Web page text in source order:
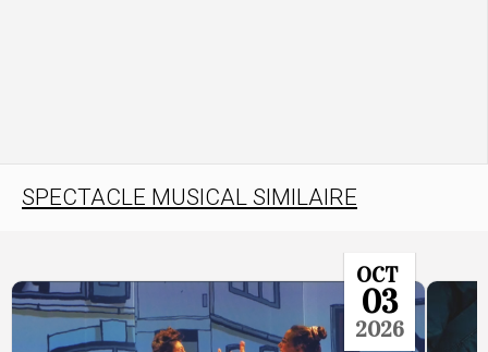
SPECTACLE MUSICAL SIMILAIRE
OCT
03
2026